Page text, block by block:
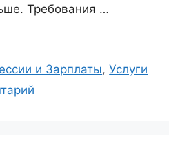
Требования …
и Зарплаты,Услуги